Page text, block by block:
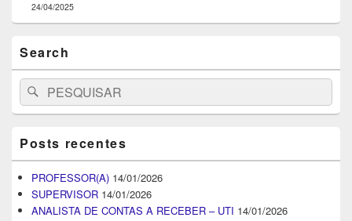
24/04/2025
Search
Search
for:
Pesquisar
Posts recentes
PROFESSOR(A) 14/01/2026
SUPERVISOR 14/01/2026
ANALISTA DE CONTAS A RECEBER – UTI 14/01/2026